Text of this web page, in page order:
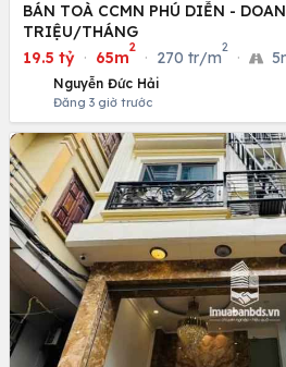
BÁN TOÀ CCMN PHÚ DIỄN -
TRIỆU/THÁNG
19.5 tỷ · 65m
2
· 270 tr/m
2
·
Nguyễn Đức Hải
Đăng 3 giờ trước